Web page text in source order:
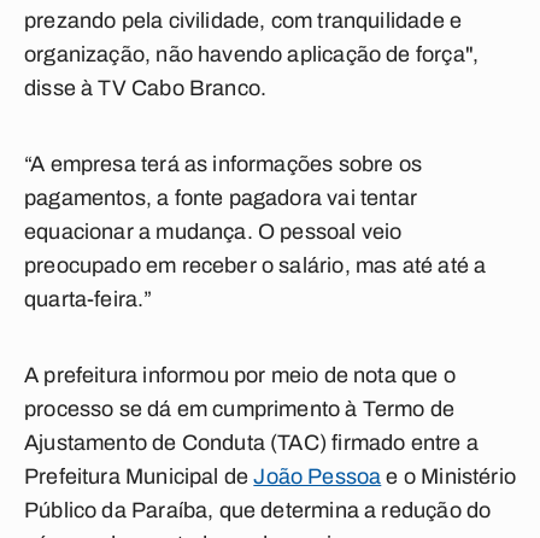
prezando pela civilidade, com tranquilidade e
organização, não havendo aplicação de força",
disse à TV Cabo Branco.
“A empresa terá as informações sobre os
pagamentos, a fonte pagadora vai tentar
equacionar a mudança. O pessoal veio
preocupado em receber o salário, mas até até a
quarta-feira.”
A prefeitura informou por meio de nota que o
processo se dá em cumprimento à Termo de
Ajustamento de Conduta (TAC) firmado entre a
Prefeitura Municipal deJoão Pessoa e o Ministério
Público da Paraíba, que determina a redução do